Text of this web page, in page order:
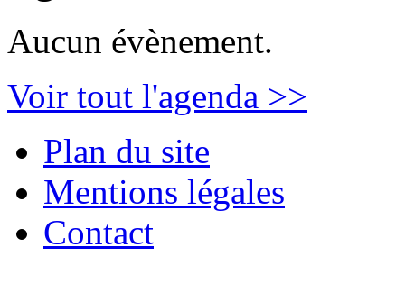
Aucun évènement.
Voir tout l'agenda >>
Plan du site
Mentions légales
Contact